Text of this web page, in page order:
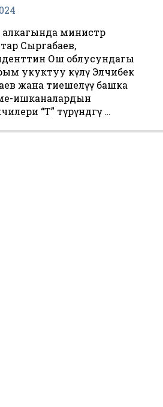
министр
Сыргабаев,
Ош облусундагы
укуктуу өкүлү Элчибек
жана тиешелүү башка
ишканалардын
“Т” түрүндөгү …